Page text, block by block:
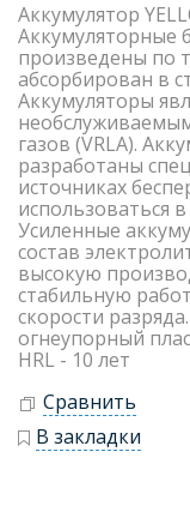
Аккумулятор
Аккумуляторные
произведены по
абсорбирован в
Аккумуляторы
газов (VRLA).
разработаны
источниках
использоваться
Усиленные
состав
высокую
стабильную
скорости
огнеупорный
HRL - 10 лет
Сравнить
В закладки